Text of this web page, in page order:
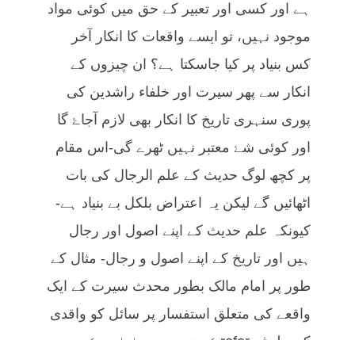
ہے اور کسی اور تعبیر کے حق میں کوئی مواد
موجود نہیں، تو ایسے واقعات کا انکار آخر
کس بنیاد پر کیا جاسکتا ہے؟ ان چیزوں کے
انکار سے پھر سیرت اور خلفاء راشدین کی
پوری سنہری تاریخ کا انکار بھی لازم آجاۓ گا
اور کوئی شۓ معتبر نہیں ٹھرے گی-اس مقام
پر کچھ لوگ حدیث کے علم الرجال کی بات
اٹھائیں گے لیکن یہ اعتراض بلکل بے بنیاد ہے-
کیونکہ علم حدیث کے اپنے اصول اور رجال
ہیں اور تاریخ کے اپنے اصول و رجال- مثال کے
طور پر امام مالک بطور محدث سیرت کے ایک
واقعے کی متعلق استفسار پر سائل کو واقدی